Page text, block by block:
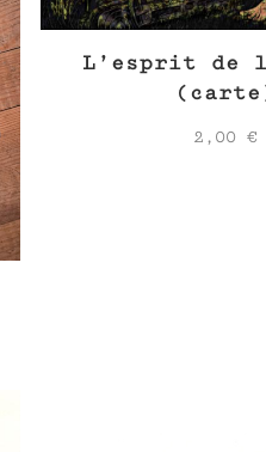
L’esprit de
2,00 €